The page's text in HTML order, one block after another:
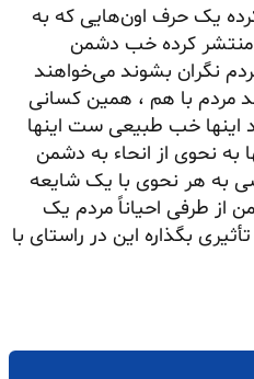
یک حرف اون‌هایی که به
منتشر کرده خب دشمن
نگران بشوند می‌خواهند
مردم با هم ، همین کسانی
اینها خب طبیعی ست اینها
نحوی از انحاء به دشمن
به هر نحوی با یک شایعه
طرفی احیاناً مردم یک
بگذاره این در راستای با